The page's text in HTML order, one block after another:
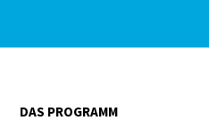
DAS PROGRAMM